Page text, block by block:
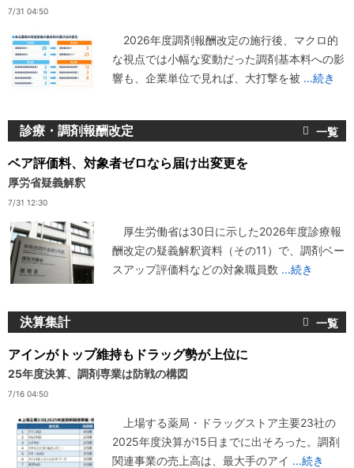
7/31 04:50
2026年度調剤報酬改定の施行後、マクロ的
な視点では小幅な変動だった調剤基本料への影
響も、企業単位で見れば、大打撃を被 ...続き
診療・調剤報酬改定
ベア評価料、対象者ゼロなら届け出変更を
厚労省疑義解釈
7/31 12:30
厚生労働省は30日に示した2026年度診療報
酬改定の疑義解釈資料（その11）で、調剤ベー
スアップ評価料などの対象職員数 ...続き
決算集計
アインがトップ維持もドラッグ勢が上位に
25年度決算、調剤専業は防戦の構図
7/16 04:50
上場する薬局・ドラッグストア主要23社の
2025年度決算が15日までに出そろった。調剤
関連事業の売上高は、最大手のアイ ...続き